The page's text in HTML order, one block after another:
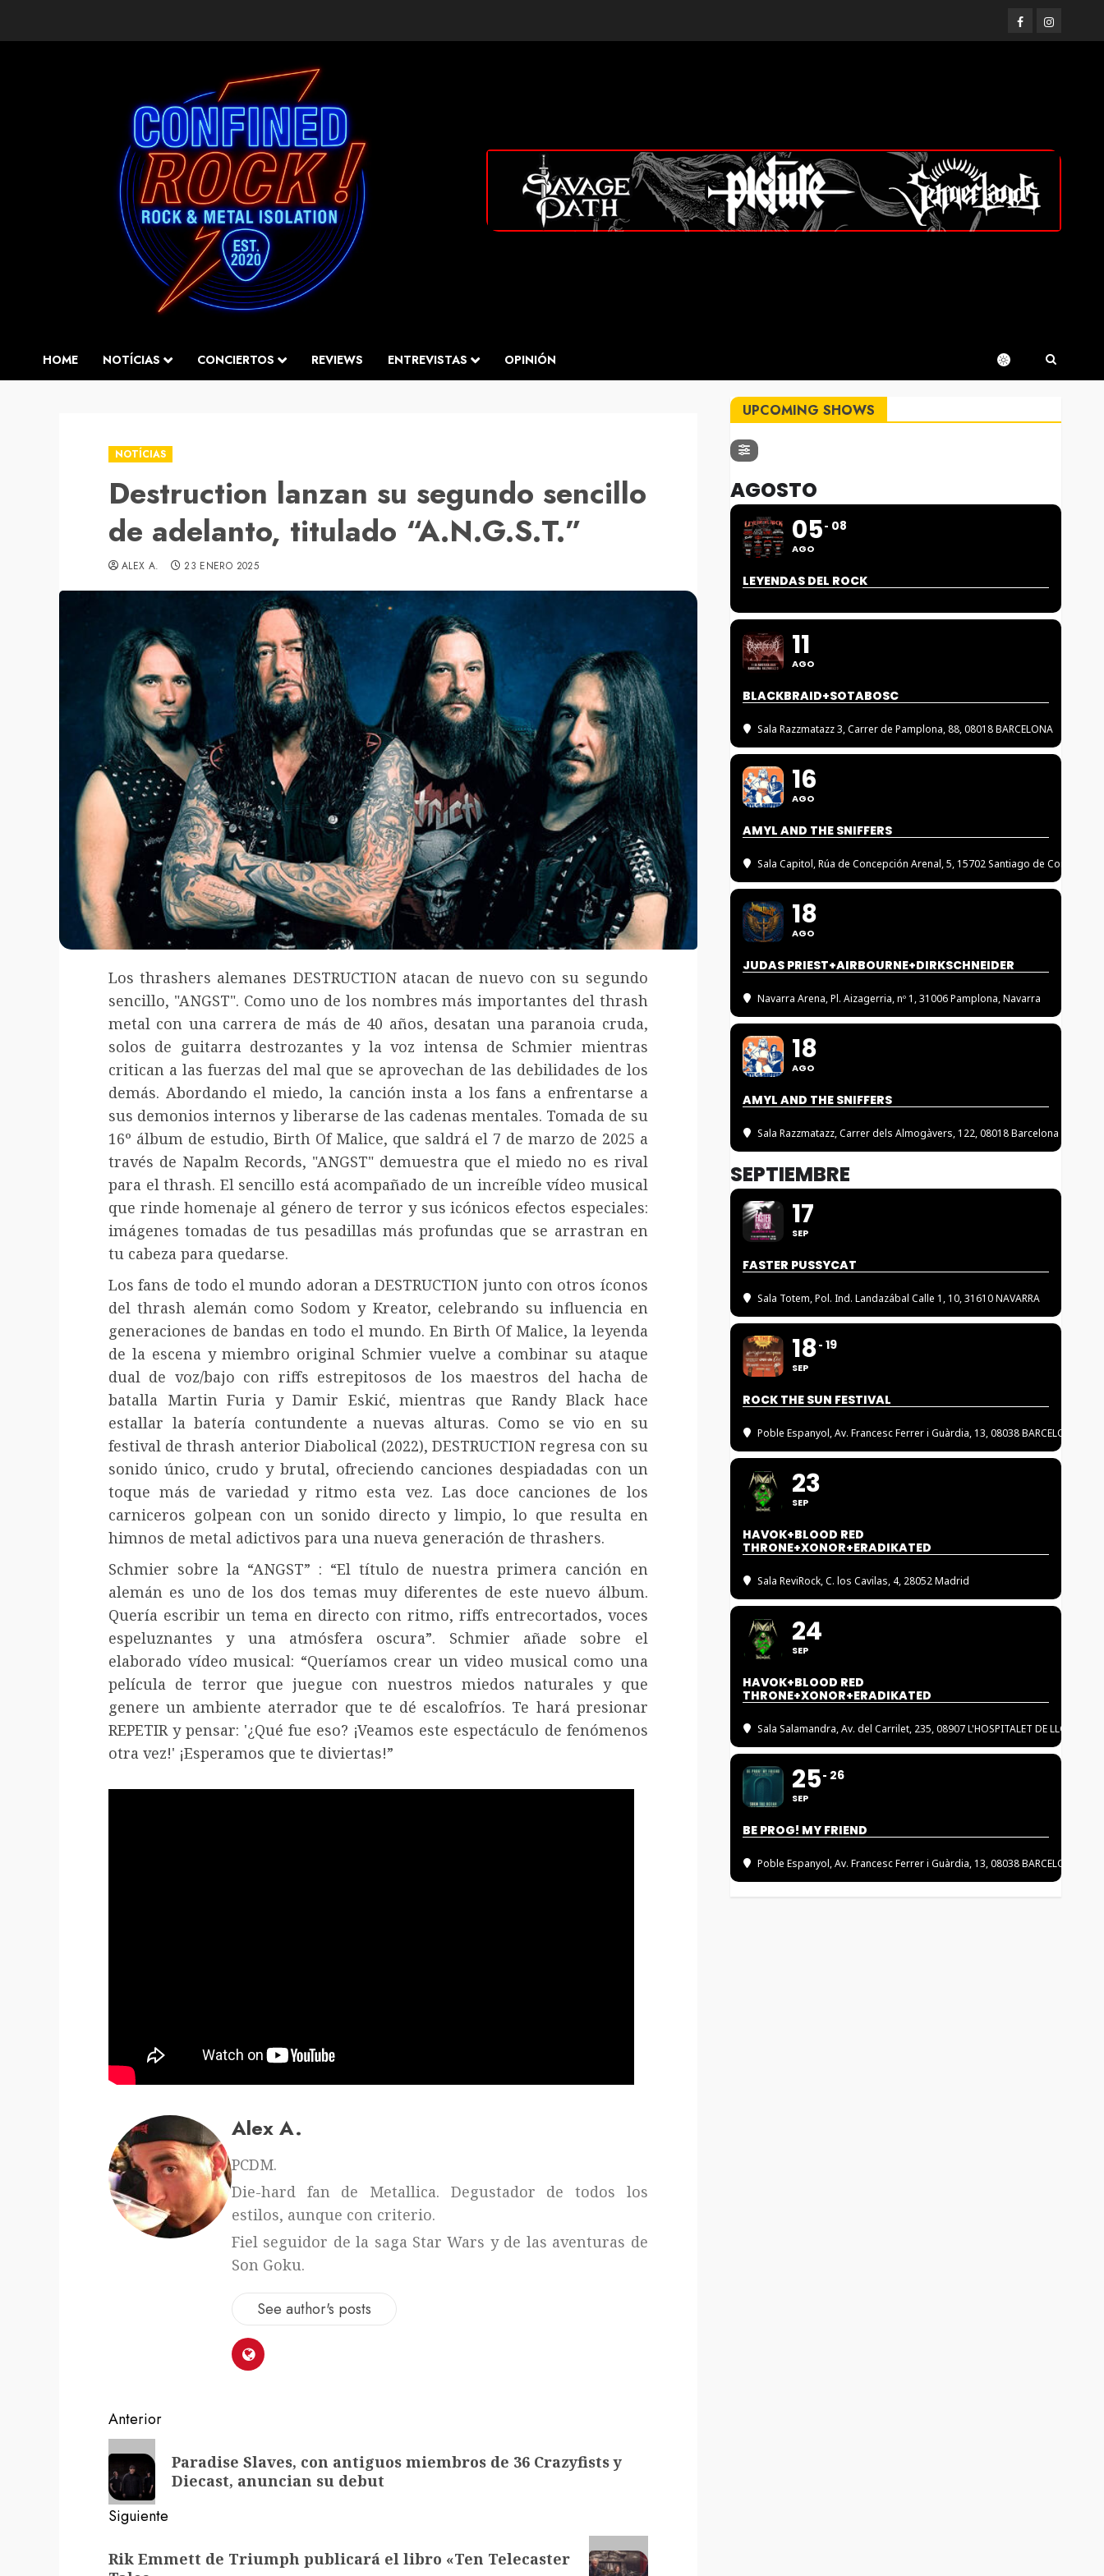
FacebookInstagram
HOME NOTÍCIAS CONCIERTOS REVIEWS ENTREVISTAS OPINIÓN
NOTÍCIAS
Destruction lanzan su segundo sencillo
de adelanto, titulado “A.N.G.S.T.”
ALEX A. 23 ENERO 2025
Los thrashers alemanes DESTRUCTION atacan de nuevo con su segundo
sencillo, "ANGST". Como uno de los nombres más importantes del thrash
metal con una carrera de más de 40 años, desatan una paranoia cruda,
solos de guitarra destrozantes y la voz intensa de Schmier mientras
critican a las fuerzas del mal que se aprovechan de las debilidades de los
demás. Abordando el miedo, la canción insta a los fans a enfrentarse a
sus demonios internos y liberarse de las cadenas mentales. Tomada de su
16º álbum de estudio, Birth Of Malice, que saldrá el 7 de marzo de 2025 a
través de Napalm Records, "ANGST" demuestra que el miedo no es rival
para el thrash. El sencillo está acompañado de un increíble vídeo musical
que rinde homenaje al género de terror y sus icónicos efectos especiales:
imágenes tomadas de tus pesadillas más profundas que se arrastran en
tu cabeza para quedarse.
Los fans de todo el mundo adoran a DESTRUCTION junto con otros íconos
del thrash alemán como Sodom y Kreator, celebrando su influencia en
generaciones de bandas en todo el mundo. En Birth Of Malice, la leyenda
de la escena y miembro original Schmier vuelve a combinar su ataque
dual de voz/bajo con riffs estrepitosos de los maestros del hacha de
batalla Martin Furia y Damir Eskić, mientras que Randy Black hace
estallar la batería contundente a nuevas alturas. Como se vio en su
festival de thrash anterior Diabolical (2022), DESTRUCTION regresa con su
sonido único, crudo y brutal, ofreciendo canciones despiadadas con un
toque más de variedad y ritmo esta vez. Las doce canciones de los
carniceros golpean con un sonido directo y limpio, lo que resulta en
himnos de metal adictivos para una nueva generación de thrashers.
Schmier sobre la “ANGST” : “El título de nuestra primera canción en
alemán es uno de los dos temas muy diferentes de este nuevo álbum.
Quería escribir un tema en directo con ritmo, riffs entrecortados, voces
espeluznantes y una atmósfera oscura”. Schmier añade sobre el
elaborado vídeo musical: “Queríamos crear un video musical como una
película de terror que juegue con nuestros miedos naturales y que
genere un ambiente aterrador que te dé escalofríos. Te hará presionar
REPETIR y pensar: '¿Qué fue eso? ¡Veamos este espectáculo de fenómenos
otra vez!' ¡Esperamos que te diviertas!”
Alex A.
PCDM.
Die-hard fan de Metallica. Degustador de todos los
estilos, aunque con criterio.
Fiel seguidor de la saga Star Wars y de las aventuras de
Son Goku.
See author's posts
Navegación
de
entradas
Anterior
Entrada
anterior:
Paradise Slaves, con antiguos miembros de 36 Crazyfists y
Diecast, anuncian su debut
Siguiente
entrada:
Rik Emmett de Triumph publicará el libro «Ten Telecaster
UPCOMING SHOWS
AGOSTO
05
AGO
08
LEYENDAS DEL ROCK
11
AGO
BLACKBRAID+SOTABOSC
Sala Razzmatazz 3, Carrer de Pamplona, 88, 08018 BARCELONA
16
AGO
AMYL AND THE SNIFFERS
Sala Capitol, Rúa de Concepción Arenal, 5, 15702 Santiago de
18
AGO
JUDAS PRIEST+AIRBOURNE+DIRKSCHNEIDER
Navarra Arena, Pl. Aizagerria, nº 1, 31006 Pamplona, Navarra
18
AGO
AMYL AND THE SNIFFERS
Sala Razzmatazz, Carrer dels Almogàvers, 122, 08018 Barcelona
SEPTIEMBRE
17
SEP
FASTER PUSSYCAT
Sala Totem, Pol. Ind. Landazábal Calle 1, 10, 31610 NAVARRA
18
SEP
19
ROCK THE SUN FESTIVAL
Poble Espanyol, Av. Francesc Ferrer i Guàrdia, 13, 08038 BARCELONA
23
SEP
HAVOK+BLOOD RED
THRONE+XONOR+ERADIKATED
Sala ReviRock, C. los Cavilas, 4, 28052 Madrid
24
SEP
HAVOK+BLOOD RED
THRONE+XONOR+ERADIKATED
Sala Salamandra, Av. del Carrilet, 235, 08907 L'HOSPITALET DE LLOBREGAT
25
SEP
26
BE PROG! MY FRIEND
Poble Espanyol, Av. Francesc Ferrer i Guàrdia, 13, 08038 BARCELONA